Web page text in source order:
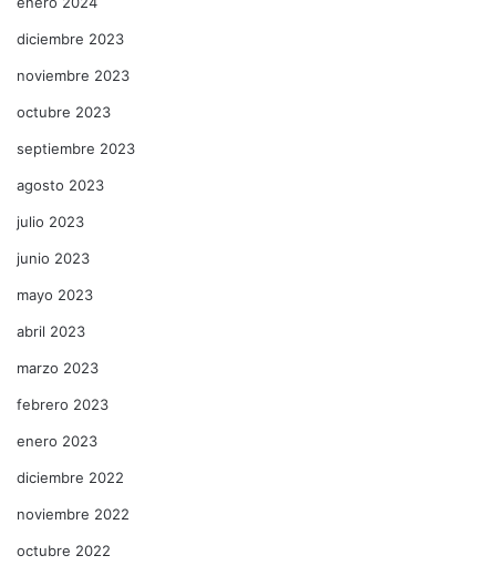
diciembre 2023
noviembre 2023
octubre 2023
septiembre 2023
agosto 2023
julio 2023
junio 2023
mayo 2023
abril 2023
marzo 2023
febrero 2023
enero 2023
diciembre 2022
noviembre 2022
octubre 2022